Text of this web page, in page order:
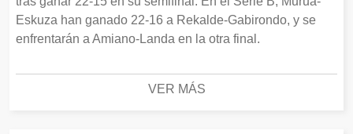
Eskuza han ganado 22-16 a Rekalde-Gabirondo, y se
enfrentarán a Amiano-Landa en la otra final.
VER MÁS